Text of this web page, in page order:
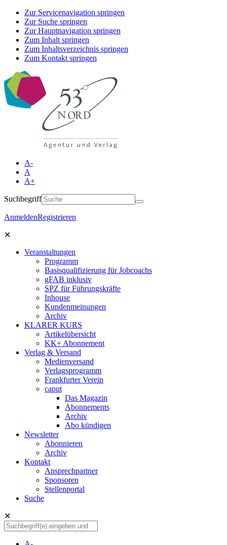
Zur Servicenavigation springen
Zur Suche springen
Zur Hauptnavigation springen
Zum Inhalt springen
Zum Inhaltsverzeichnis springen
Zum Kontakt springen
A-
A
A+
Suchbegriff
AnmeldenRegistrieren
✕
Veranstaltungen
Programm
Basisqualifizierung für Jobcoachs
gFAB inklusiv
SPZ für Führungskräfte
Inhouse
Kundenmeinungen
Archiv
KLARER KURS
Artikelübersicht
KK+ Abonnement
Verlag & Versand
Medienversand
Verlagsprogramm
Frankfurter Verein
caput
Das Magazin
Abonnements
Archiv
Abo kündigen
Newsletter
Abonnieren
Archiv
Kontakt
Ansprechpartner
Sponsoren
Stellenportal
Suche
✕